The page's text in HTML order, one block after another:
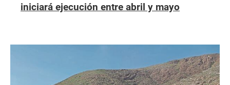
iniciará ejecución entre abril y mayo